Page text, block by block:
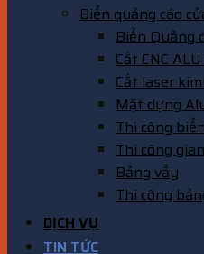
Biển quảng cáo
Biển Quảng
Cắt CNC
Cắt laser
Mặt dựng
Thi công
Thi công
Bảng vẫy
Thi công
DỊCH VỤ
TIN TỨC